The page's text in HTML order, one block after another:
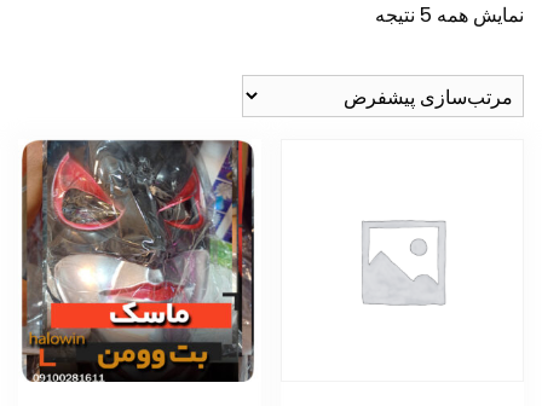
نمایش همه 5 نتیجه